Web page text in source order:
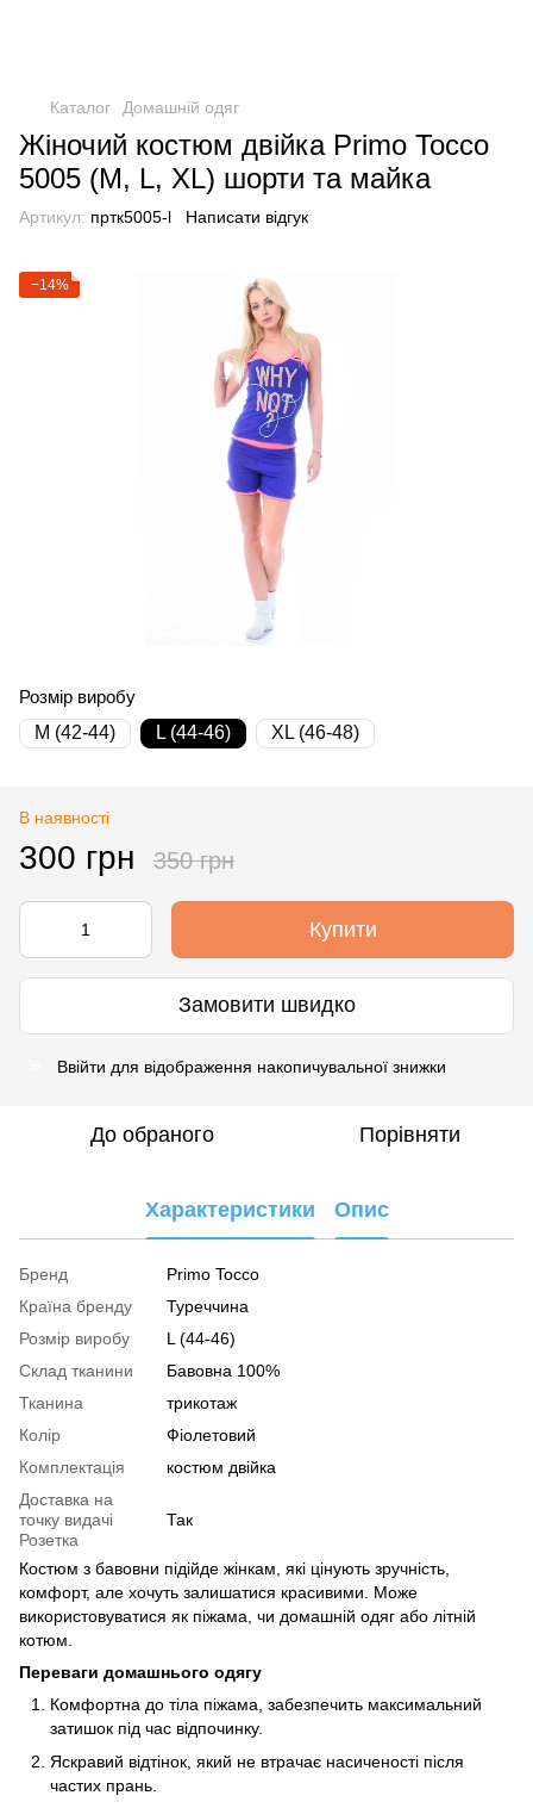
Каталог Домашній одяг
Жіночий костюм двійка Primo Tocco
5005 (M, L, XL) шорти та майка
Артикул: пртк5005-l Написати відгук
−14%
Розмір виробу
M (42-44)
L (44-46) XL (46-48)
В наявності
300 грн 350 грн
Купити
Замовити швидко
Ввійти для відображення накопичувальної знижки
До обраного Порівняти
Характеристики Опис
Бренд
Primo Tocco
Країна бренду
Туреччина
Розмір виробу
L (44-46)
Склад тканини
Бавовна 100%
Тканина
трикотаж
Колір
Фіолетовий
Комплектація
костюм двійка
Доставка на
точку видачі
Розетка
Так
Костюм з бавовни підійде жінкам, які цінують зручність,
комфорт, але хочуть залишатися красивими. Може
використовуватися як піжама, чи домашній одяг або літній
котюм.
Переваги домашнього одягу
Комфортна до тіла піжама, забезпечить максимальний
затишок під час відпочинку.
Яскравий відтінок, який не втрачає насиченості після
частих прань.